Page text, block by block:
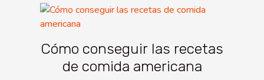
Cómo conseguir las recetas
de comida americana